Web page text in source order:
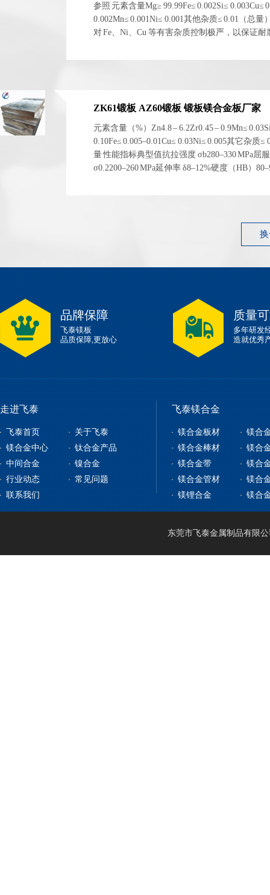
参照 元素含量Mg≥ 99.99Fe≤ 0.002Si≤ 0.003Cu≤
0.002Mn≤ 0.001Ni≤ 0.001其他杂质≤ 0.01（总量
对 Fe、Ni、Cu 等有害杂质控制极严，以保证耐
ZK61锻板 AZ60锻板 锻板镁合金板厂家
元素含量（%）Zn4.8 – 6.2Zr0.45 – 0.9Mn≤
0.10Fe≤ 0.005–0.01Cu≤ 0.03Ni≤ 0.005其它杂质≤
量 性能指标典型值抗拉强度 σb280–330 MPa屈
σ0.2200–260 MPa延伸率 δ8–12%硬度（HB）
品牌保障
飞泰镁板
品质保障,更放心
质量
多年研发
造就优秀
走进飞泰
飞泰首页
关于飞泰
镁合金中心
镁合金板材
镁合金型材
镁合金棒材
钛合金产品
钛合金板
钛合金棒
中间合金
钇铁合金
稀土镁中间合金
镍合金
纯镍
行业动态
常见问题
联系我们
飞泰镁合金
镁合金板材
镁合
镁合金棒材
镁合
镁合金带
镁合
镁合金管材
镁合
镁锂合金
镁合
东莞市飞泰金属制品有限